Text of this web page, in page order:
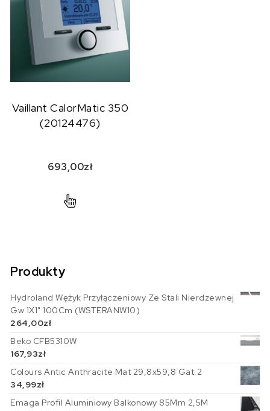
Vaillant CalorMatic 350
(20124476)
693,00zł
Produkty
Hydroland Wężyk Przyłączeniowy Ze Stali Nierdzewnej
Gw 1X1" 100Cm (WSTERANW10)
264,00zł
Beko CFB5310W
167,93zł
Colours Antic Anthracite Mat 29,8x59,8 Gat.2
34,99zł
Emaga Profil Aluminiowy Balkonowy 85Mm 2,5M